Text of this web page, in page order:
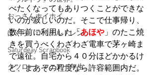
おっさんホイホイ。
ぼくら、YMOチルドレン。
Saturdeay Scrapbook
タツロー・マニア一年生。
べたくなってもありつくことができな
いのが寂しいのだ。そこで仕事帰り、
数年前に利用した「あほや」のたこ焼
きを買うべくわざわざ電車で茅ヶ崎ま
で遠征。自宅から４０分ほどかかるけ
ど、まあその程度なら許容範囲内だ。